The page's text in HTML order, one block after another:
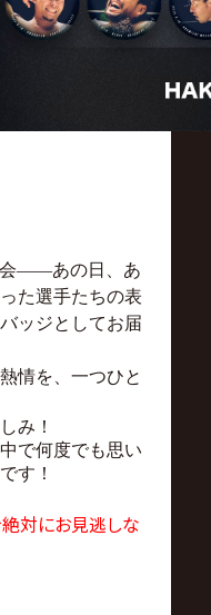
会――あの日、あ
た選手たちの表
ッジとしてお届
情を、一つひと
み！
で何度でも思い
す！
絶対にお見逃しな